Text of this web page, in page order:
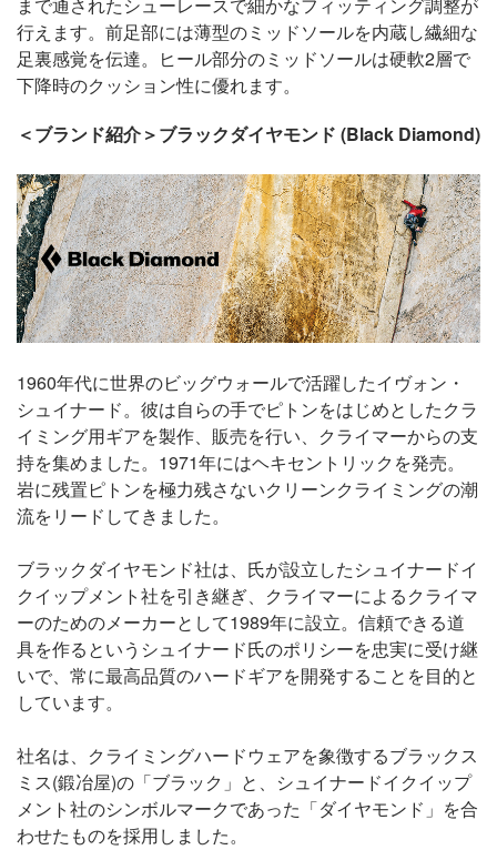
行えます。前足部には薄型のミッドソールを内蔵し繊細な
足裏感覚を伝達。ヒール部分のミッドソールは硬軟2層で
下降時のクッション性に優れます。
＜ブランド紹介＞ブラックダイヤモンド (Black Diamond)
1960年代に世界のビッグウォールで活躍したイヴォン・
シュイナード。彼は自らの手でピトンをはじめとしたクラ
イミング用ギアを製作、販売を行い、クライマーからの支
持を集めました。1971年にはヘキセントリックを発売。
岩に残置ピトンを極力残さないクリーンクライミングの潮
流をリードしてきました。
ブラックダイヤモンド社は、氏が設立したシュイナードイ
クイップメント社を引き継ぎ、クライマーによるクライマ
ーのためのメーカーとして1989年に設立。信頼できる道
具を作るというシュイナード氏のポリシーを忠実に受け継
いで、常に最高品質のハードギアを開発することを目的と
しています。
社名は、クライミングハードウェアを象徴するブラックス
ミス(鍛冶屋)の「ブラック」と、シュイナードイクイップ
メント社のシンボルマークであった「ダイヤモンド」を合
わせたものを採用しました。